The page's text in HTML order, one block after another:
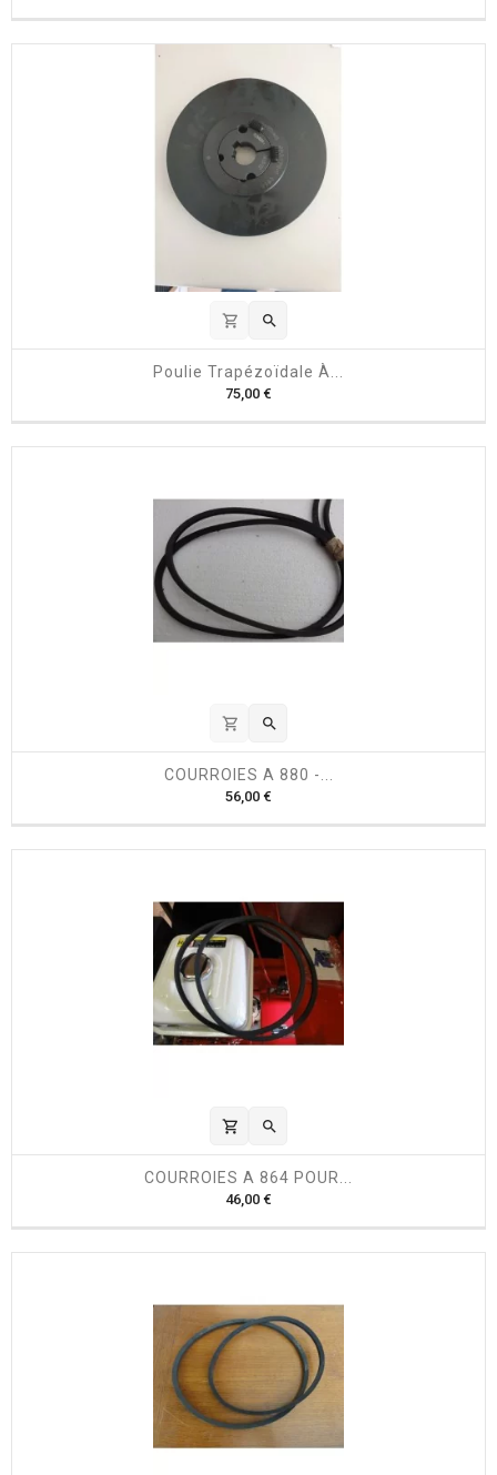
x
shopping_cart 
Poulie Trapézoïdale À...
75,00 €
x
shopping_cart 
COURROIES A 880 -...
56,00 €
x
shopping_cart 
COURROIES A 864 POUR...
46,00 €
x